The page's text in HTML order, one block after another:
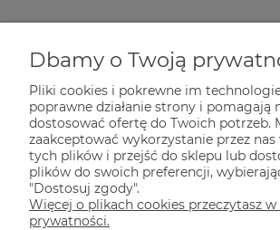
Zakupy
Pomoc
Dla Ciebie
Informacje
Dbamy o Twoją
Pliki cookies i pokrewne im
poprawne działanie strony i pomagają
dostosować ofertę do Twoich potrzeb.
zaakceptować wykorzystanie przez
tych plików i przejść do sklepu lub
plików do swoich preferencji,
"Dostosuj zgody".
Więcej o plikach cookies przeczytasz
prywatności.